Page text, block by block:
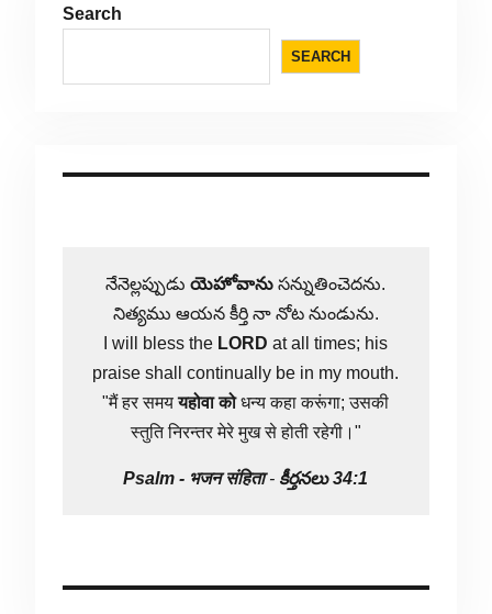
Search
SEARCH
నేనెల్లప్పుడుయెహోవాను సన్నుతించెదను.
నిత్యము ఆయన కీర్తి నా నోట నుండును.
I will bless the LORD at all times; his
praise shall continually be in my mouth.
"मैं हर समययहोवा कोधन्य कहा करूंगा; उसकी
स्तुति निरन्तर मेरे मुख से होती रहेगी।"
Psalm - भजन संहिता- కీర్తనలు 34:1